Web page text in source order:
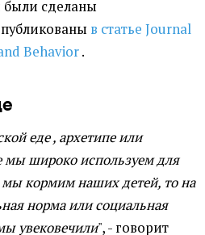
сделаны
в статье Journal
Behavior.
еде , архетипе или
мы широко используем для
кормим наших детей, то на
норма или социальная
увековечили", - говорит